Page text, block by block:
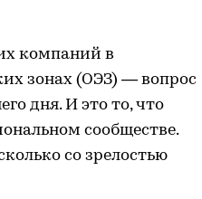
компаний в
зонах (ОЭЗ) — вопрос
дня. И это то, что
сообществе.
со зрелостью